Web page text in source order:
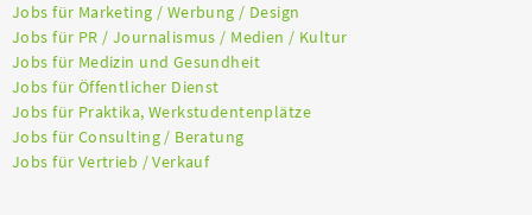
Jobs für Marketing / Werbung / Design
Jobs für PR / Journalismus / Medien / Kultur
Jobs für Medizin und Gesundheit
Jobs für Öffentlicher Dienst
Jobs für Praktika, Werkstudentenplätze
Jobs für Consulting / Beratung
Jobs für Vertrieb / Verkauf